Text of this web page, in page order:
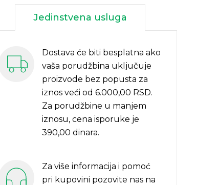
Jedinstvena usluga
Dostava će biti besplatna ako
vaša porudžbina uključuje
proizvode bez popusta za
iznos veći od 6.000,00 RSD.
Za porudžbine u manjem
iznosu, cena isporuke je
390,00 dinara.
Za više informacija i pomoć
pri kupovini pozovite nas na